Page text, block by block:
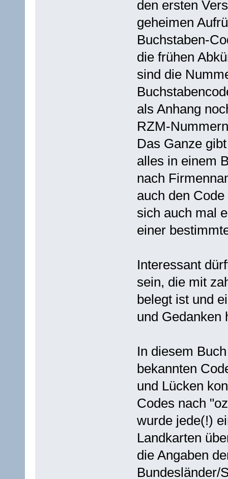
den ersten
geheimen
Buchstaben-
die frühen
sind die
als Anhang
RZM-
Das Ganze
alles in einem
nach
auch den
sich auch mal
einer
Interessant
sein, die mit
belegt ist und
und Gedanken
In diesem
bekannten
und Lücken
Codes nach
wurde jede(!)
Landkarten
die Angaben
Bundesländer/